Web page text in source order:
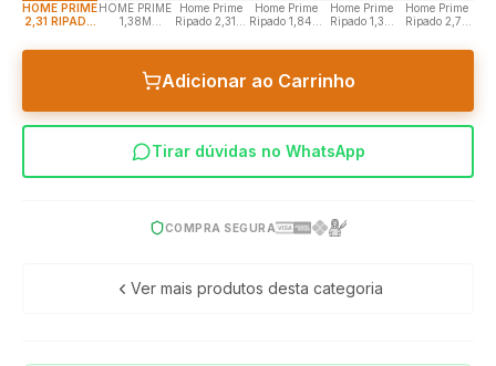
HOME PRIME
2,31 RIPADO
HOME PRIME
1,38M
GIANDUIA
Home Prime
Ripado 2,31m
White
Home Prime
Ripado 1,84m
White
Home Prime
Ripado 1,38
White
Home Prime
Ripado 2,77
White
Adicionar ao Carrinho
Tirar dúvidas no WhatsApp
COMPRA SEGURA
Ver mais produtos desta categoria